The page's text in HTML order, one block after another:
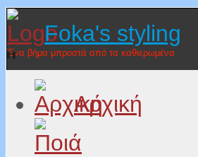
Foka's styling
Ένα βήμα μπροστά από τα καθιερωμένα
Αρχική